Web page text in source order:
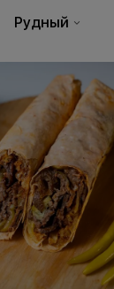
Рудный